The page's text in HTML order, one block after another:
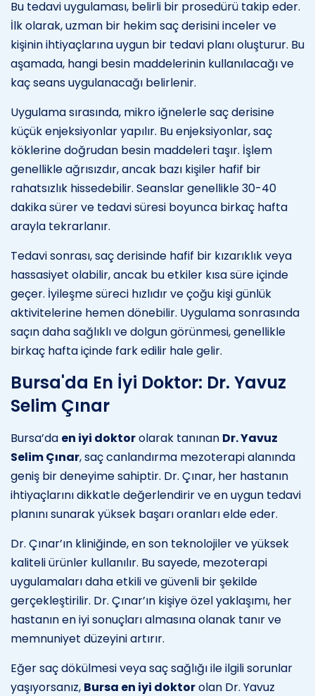
Bu tedavi uygulaması, belirli bir prosedürü takip eder.
İlk olarak, uzman bir hekim saç derisini inceler ve
kişinin ihtiyaçlarına uygun bir tedavi planı oluşturur. Bu
aşamada, hangi besin maddelerinin kullanılacağı ve
kaç seans uygulanacağı belirlenir.
Uygulama sırasında, mikro iğnelerle saç derisine
küçük enjeksiyonlar yapılır. Bu enjeksiyonlar, saç
köklerine doğrudan besin maddeleri taşır. İşlem
genellikle ağrısızdır, ancak bazı kişiler hafif bir
rahatsızlık hissedebilir. Seanslar genellikle 30-40
dakika sürer ve tedavi süresi boyunca birkaç hafta
arayla tekrarlanır.
Tedavi sonrası, saç derisinde hafif bir kızarıklık veya
hassasiyet olabilir, ancak bu etkiler kısa süre içinde
geçer. İyileşme süreci hızlıdır ve çoğu kişi günlük
aktivitelerine hemen dönebilir. Uygulama sonrasında
saçın daha sağlıklı ve dolgun görünmesi, genellikle
birkaç hafta içinde fark edilir hale gelir.
Bursa'da En İyi Doktor: Dr. Yavuz
Selim Çınar
Bursa’da en iyi doktorolarak tanınan Dr. Yavuz
Selim Çınar, saç canlandırma mezoterapi alanında
geniş bir deneyime sahiptir. Dr. Çınar, her hastanın
ihtiyaçlarını dikkatle değerlendirir ve en uygun tedavi
planını sunarak yüksek başarı oranları elde eder.
Dr. Çınar’ın kliniğinde, en son teknolojiler ve yüksek
kaliteli ürünler kullanılır. Bu sayede, mezoterapi
uygulamaları daha etkili ve güvenli bir şekilde
gerçekleştirilir. Dr. Çınar’ın kişiye özel yaklaşımı, her
hastanın en iyi sonuçları almasına olanak tanır ve
memnuniyet düzeyini artırır.
Eğer saç dökülmesi veya saç sağlığı ile ilgili sorunlar
yaşıyorsanız, Bursa en iyi doktorolan Dr. Yavuz